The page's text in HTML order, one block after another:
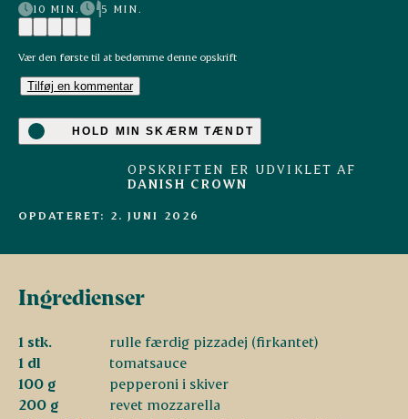
10 MIN. 5 MIN.
Vær den første til at bedømme denne opskrift
Tilføj en kommentar
HOLD MIN SKÆRM TÆNDT
OPSKRIFTEN ER UDVIKLET AF
DANISH CROWN
OPDATERET: 2. JUNI 2026
Ingredienser
1 stk.
rulle færdig pizzadej (firkantet)
1 dl
tomatsauce
100 g
pepperoni i skiver
200 g
revet mozzarella